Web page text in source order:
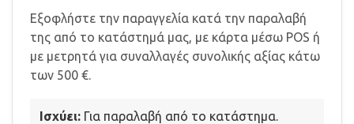
Εξοφλήστε την παραγγελία κατά την παραλαβή
της από το κατάστημά μας, με κάρτα μέσω POS ή
με μετρητά για συναλλαγές συνολικής αξίας κάτω
των 500 €.
Ισχύει: Για παραλαβή από το κατάστημα.